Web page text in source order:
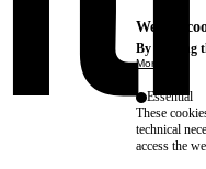
We use
By clicking
More info
Essential
These
technical
access the